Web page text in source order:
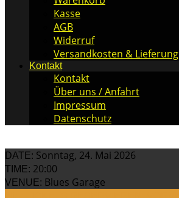
Kasse
AGB
Widerruf
Versandkosten & Lieferung
Kontakt
Kontakt
Über uns / Anfahrt
Impressum
Datenschutz
DATE: Sonntag, 24. Mai 2026
TIME: 20:00
VENUE: Blues Garage